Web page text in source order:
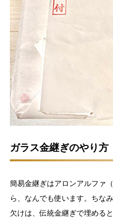
ガラス金継ぎのやり方
簡易金継ぎはアロンアルファ
ら、なんでも使います。ちな
欠けは、伝統金継ぎで埋める